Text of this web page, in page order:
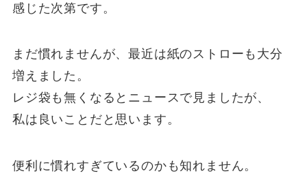
感じた次第です。
まだ慣れませんが、最近は紙のストローも大分
増えました。
レジ袋も無くなるとニュースで見ましたが、
私は良いことだと思います。
便利に慣れすぎているのかも知れません。